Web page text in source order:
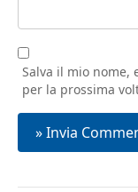
Salva il mio nome,
per la prossima